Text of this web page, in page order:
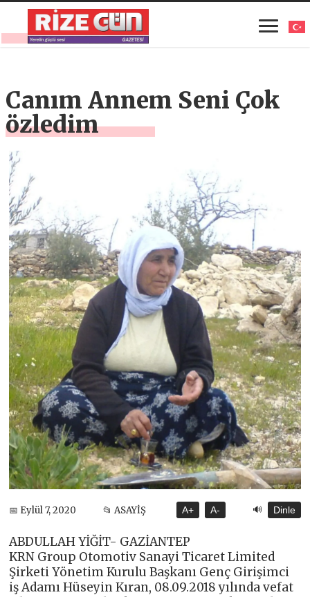
Canım Annem Seni Çok
özledim
📅 Eylül 7, 2020 📂 ASAYİŞ A+ A- 🔊 Dinle
ABDULLAH YİĞİT- GAZİANTEP
KRN Group Otomotiv Sanayi Ticaret Limited
Şirketi Yönetim Kurulu Başkanı Genç Girişimci
iş Adamı Hüseyin Kıran, 08.09.2018 yılında vefat